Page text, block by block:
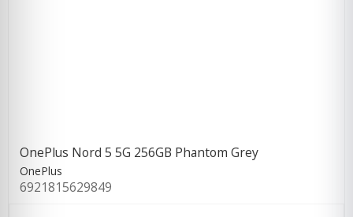
OnePlus Nord 5 5G 256GB Phantom Grey
OnePlus
6921815629849